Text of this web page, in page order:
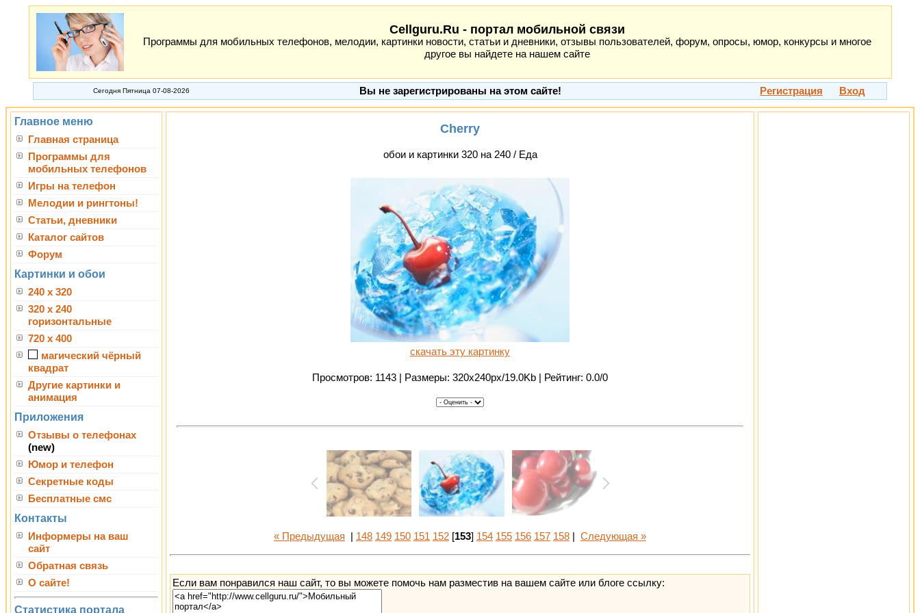
Cellguru.Ru - портал мобильной связи
Программы для мобильных телефонов, мелодии, картинки новости, статьи и дневники, отзывы пользователей, форум, опросы, юмор, конкурсы и многое
другое вы найдете на нашем сайте
Сегодня Пятница 07-08-2026 Вы не зарегистрированы на этом сайте! Регистрация Вход
Главное меню
Главная страница
Программы для
мобильных телефонов
Игры на телефон
Мелодии и рингтоны!
Статьи, дневники
Каталог сайтов
Форум
Картинки и обои
240 x 320
320 x 240
горизонтальные
720 x 400
магический чёрный
квадрат
Другие картинки и
анимация
Приложения
Отзывы о телефонах
(new)
Юмор и телефон
Секретные коды
Бесплатные смс
Контакты
Информеры на ваш
сайт
Обратная связь
О сайте!
Статистика портала
Cherry
обои и картинки 320 на 240 / Еда
скачать эту картинку
Просмотров: 1143 | Размеры: 320x240px/19.0Kb | Рейтинг: 0.0/0
« Предыдущая 148 149 150 151 152 [153] 154 155 156 157 158 Следующая »
Если вам понравился наш сайт, то вы можете помочь нам разместив на вашем сайте или блоге ссылку: